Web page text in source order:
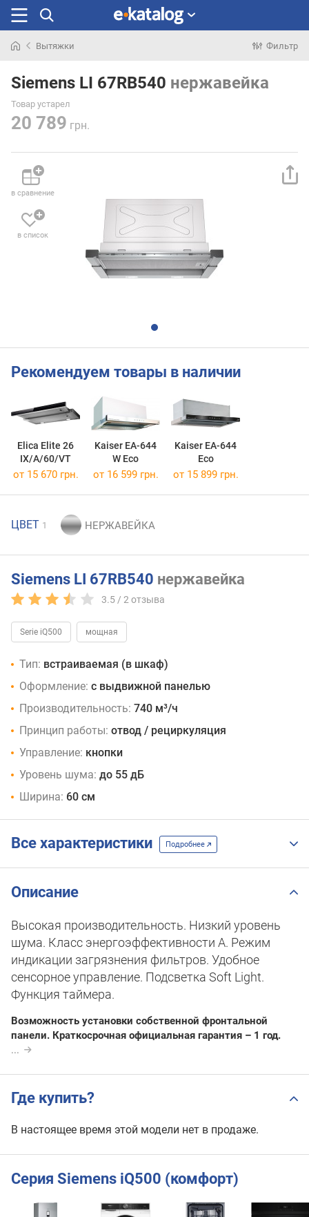
раньше
Вытяжки Фильтр
Siemens LI 67RB540 нержавейка
Товар устарел
20 789 грн.
в сравнение
в список
Рекомендуем товары в наличии
Elica Elite 26
IX/A/60/VT
Kaiser EA-644
W Eco
Kaiser EA-644
Eco
от 15 670 грн. от 16 599 грн. от 15 899 грн.
ЦВЕТ 1
Siemens LI 67RB540 нержавейка
3.5 /2 отзыва
Serie iQ500 мощная
Тип: встраиваемая (в шкаф)
Оформление: с выдвижной панелью
Производительность: 740 м³/ч
Принцип работы: отвод / рециркуляция
Управление: кнопки
Уровень шума: до 55 дБ
Ширина: 60 см
Все характеристики Подробнее
Описание
Высокая производительность. Низкий уровень
шума. Класс энергоэффективности А. Режим
индикации загрязнения фильтров. Удобное
сенсорное управление. Подсветка Soft Light.
Функция таймера.
Возможность установки собственной фронтальной
панели. Краткосрочная официальная гарантия – 1 год.
...
Где купить?
В настоящее время этой модели нет в продаже.
Серия Siemens iQ500 (комфорт)